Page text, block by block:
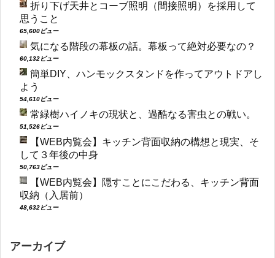
折り下げ天井とコーブ照明（間接照明）を採用して
思うこと
65,600ビュー
気になる階段の幕板の話。幕板って絶対必要なの？
60,132ビュー
簡単DIY、ハンモックスタンドを作ってアウトドアし
よう
54,610ビュー
常緑樹ハイノキの現状と、過酷なる害虫との戦い。
51,526ビュー
【WEB内覧会】キッチン背面収納の構想と現実、そ
して３年後の中身
50,763ビュー
【WEB内覧会】隠すことにこだわる、キッチン背面
収納（入居前）
48,632ビュー
アーカイブ